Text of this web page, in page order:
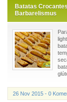
Batatas
Barbarelismus
26 Nov 2015 - 0